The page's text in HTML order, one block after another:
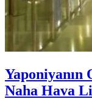
Yaponiyanın
Naha Hava